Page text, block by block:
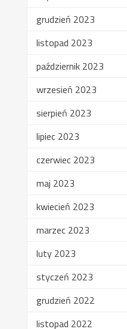
grudzień 2023
listopad 2023
październik 2023
wrzesień 2023
sierpień 2023
lipiec 2023
czerwiec 2023
maj 2023
kwiecień 2023
marzec 2023
luty 2023
styczeń 2023
grudzień 2022
listopad 2022